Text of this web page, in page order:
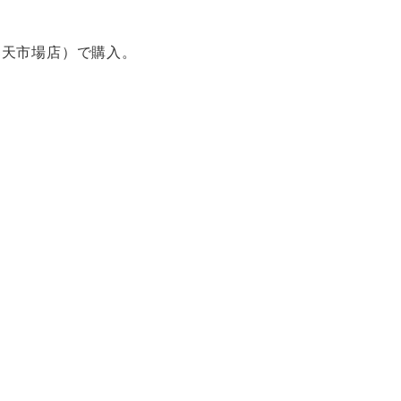
市場店）で購入。